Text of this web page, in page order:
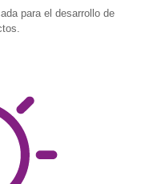
para el desarrollo de